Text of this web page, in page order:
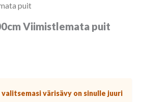
puit
Viimistlemata puit
värisävy on sinulle juuri